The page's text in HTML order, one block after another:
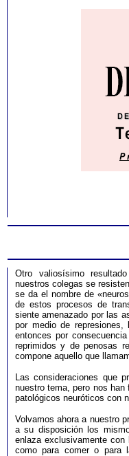
Otro valiosísimo
nuestros colegas se
se da el nombre de
de estos procesos de
siente amenazado por las
por medio de
entonces por
reprimidos y de penosas
compone aquello que
Las consideraciones que
nuestro tema, pero nos
patológicos neuróticos con
Volvamos ahora a nuestro
a su disposición los
enlaza exclusivamente
como para comer o para